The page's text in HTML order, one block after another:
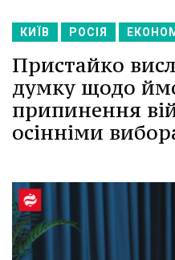
КИЇВ РОСІЯ
Пристайко
думку щодо
припинення
осінніми